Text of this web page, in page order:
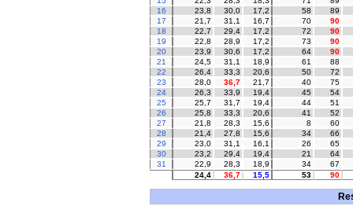
16
23,8 30,0 17,2 58
89
17
21,7 31,1 16,7 70
90
18
22,7 29,4 17,2 72
90
19
22,8 28,9 17,2 73
90
20
23,9 30,6 17,2 64
90
21
24,5 31,1 18,9 61
88
22
26,4 33,3 20,6 50
72
23
28,0 36,7 21,7 40
75
24
26,3 33,9 19,4 45
54
25
25,7 31,7 19,4 44
51
26
25,8 33,3 20,6 41
52
27
21,8 28,3 15,6 8
60
28
21,4 27,8 15,6 34
66
29
23,0 31,1 16,1 26
65
30
23,2 29,4 19,4 21
64
31
22,9 28,3 18,9 34
67
24,4
36,7 15,5 53 90